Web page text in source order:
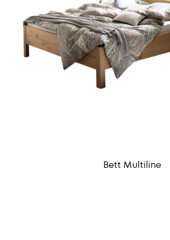
Bett Multiline